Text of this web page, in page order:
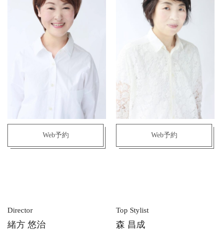
Web予約 Web予約
Director
緒方 悠治
Top Stylist
森 昌成